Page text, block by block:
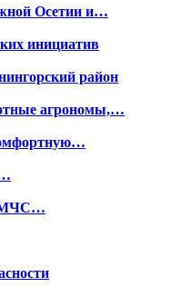
Осетии и…
инициатив
район
агрономы,…
МЧС…